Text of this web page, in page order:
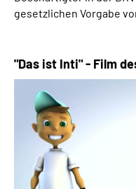
gesetzlichen Vorgabe
"Das ist Inti" - Film